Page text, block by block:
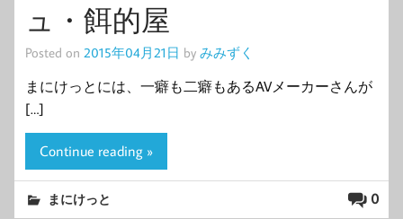
ュ・餌的屋
Posted on 2015年04月21日 by みみずく
まにけっとには、一癖も二癖もあるAVメーカーさんが
[…]
Continue reading »
0
まにけっと